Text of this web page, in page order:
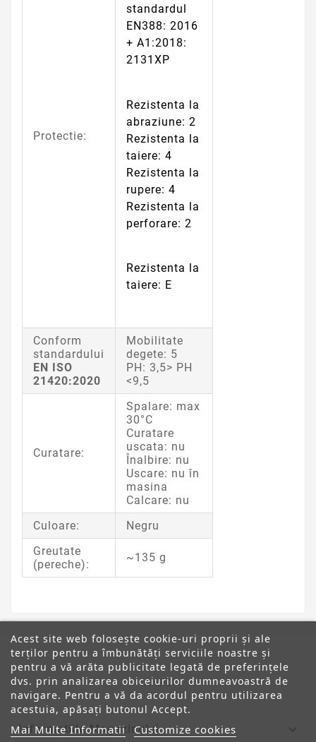
Protectie:
standardul
EN388: 2016
+ A1:2018:
2131XP
Rezistenta la
abraziune: 2
Rezistenta la
taiere: 4
Rezistenta la
rupere: 4
Rezistenta la
perforare: 2
Rezistenta la
taiere: E
Conform
standardului
EN ISO
21420:2020
Mobilitate
degete: 5
PH: 3,5> PH
<9,5
Curatare:
Spalare: max
30°C
Curatare
uscata: nu
Înalbire: nu
Uscare: nu în
masina
Calcare: nu
Culoare:
Negru
Greutate
(pereche):
~135 g
ANPC
Informatiile Magazinului
Acest site web folosește cookie-uri proprii și ale
terților pentru a îmbunătăți serviciile noastre și
pentru a vă arăta publicitate legată de preferințele
dvs. prin analizarea obiceiurilor dumneavoastră de
navigare. Pentru a vă da acordul pentru utilizarea
acestuia, apăsați butonul Accept.
Mai Multe Informatii Customize cookies